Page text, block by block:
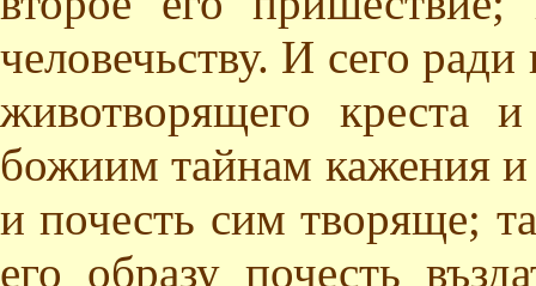
человечьству. И сего
животворящего креста
божиим тайнам кажения
и почесть сим творяще;
его образу почесть